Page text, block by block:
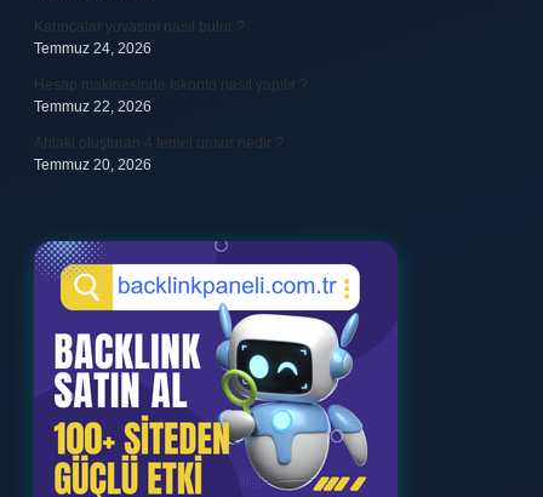
Karıncalar yuvasını nasıl bulur ?
Temmuz 24, 2026
Hesap makinesinde iskonto nasıl yapılır ?
Temmuz 22, 2026
Ahlaki oluşturan 4 temel unsur nedir ?
Temmuz 20, 2026